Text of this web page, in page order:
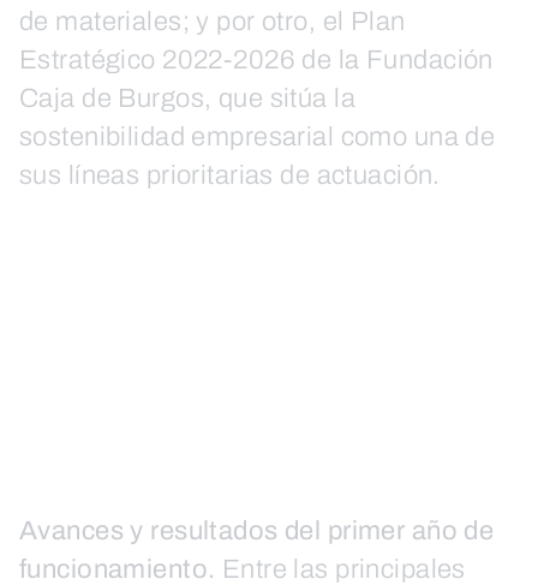
de materiales; y por otro, el Plan
Estratégico 2022-2026 de la Fundación
Caja de Burgos, que sitúa la
sostenibilidad empresarial como una de
sus líneas prioritarias de actuación.
Avances y resultados del primer año de
funcionamiento. Entre las principales